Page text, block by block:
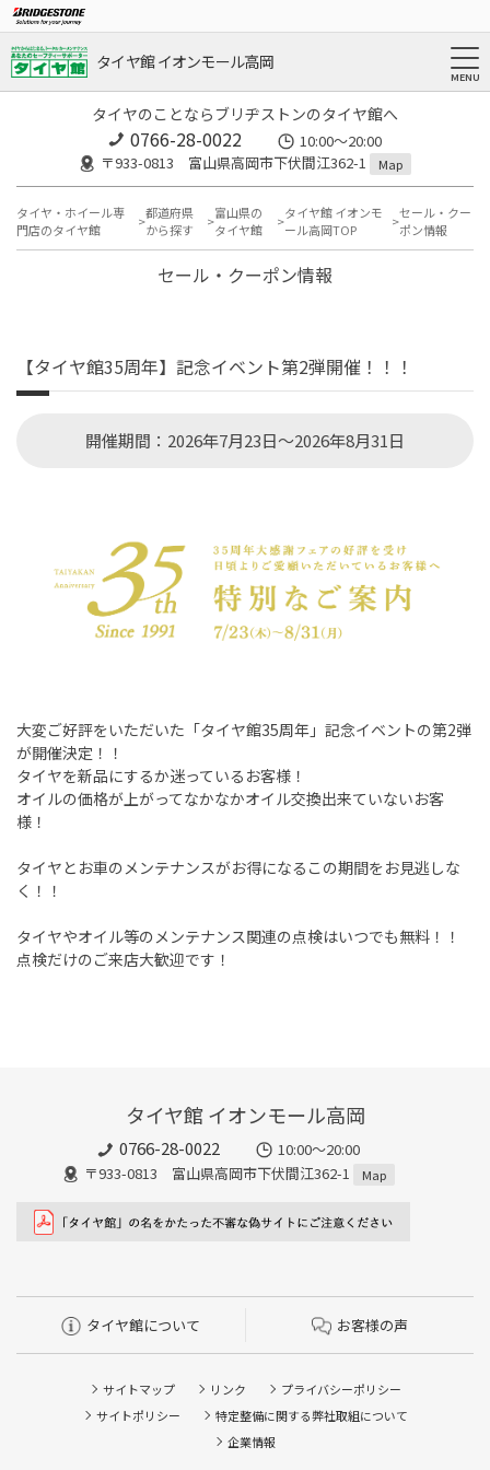
タイヤ館 イオンモール高岡
タイヤのことならブリヂストンのタイヤ館へ
0766-28-0022
10:00～20:00
〒933-0813 富山県高岡市下伏間江362-1
Map
タイヤ・ホイール専
門店のタイヤ館
都道府県
から探す
富山県の
タイヤ館
タイヤ館 イオンモ
ール高岡TOP
セール・クー
ポン情報
セール・クーポン情報
【タイヤ館35周年】記念イベント第2弾開催！！！
開催期間：2026年7月23日～2026年8月31日
大変ご好評をいただいた「タイヤ館35周年」記念イベントの第2弾
が開催決定！！
タイヤを新品にするか迷っているお客様！
オイルの価格が上がってなかなかオイル交換出来ていないお客
様！
タイヤとお車のメンテナンスがお得になるこの期間をお見逃しな
く！！
タイヤやオイル等のメンテナンス関連の点検はいつでも無料！！
点検だけのご来店大歓迎です！
タイヤ館 イオンモール高岡
0766-28-0022
10:00～20:00
〒933-0813 富山県高岡市下伏間江362-1
Map
タイヤ館について お客様の声
サイトマップ リンク
プライバシーポリシー
サイトポリシー
特定整備に関する弊社取組について
企業情報